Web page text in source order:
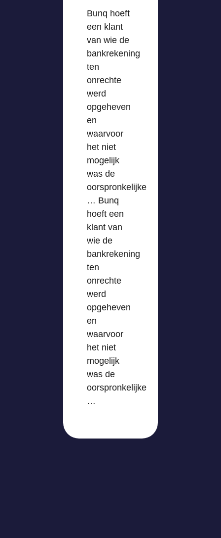
Bunq hoeft
een klant
van wie de
bankrekening
ten
onrechte
werd
opgeheven
en
waarvoor
het niet
mogelijk
was de
oorspronkelijke
… Bunq
hoeft een
klant van
wie de
bankrekening
ten
onrechte
werd
opgeheven
en
waarvoor
het niet
mogelijk
was de
oorspronkelijke
…